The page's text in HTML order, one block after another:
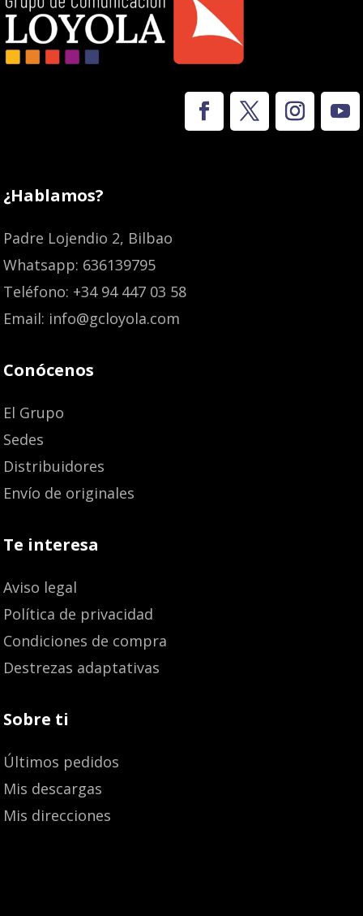
¿Hablamos?
Padre Lojendio 2, Bilbao
Whatsapp: 636139795
Teléfono: +34 94 447 03 58
Email: info@gcloyola.com
Conócenos
El Grupo
Sedes
Distribuidores
Envío de originales
Te interesa
Aviso legal
Política de privacidad
Condiciones de compra
Destrezas adaptativas
Sobre ti
Últimos pedidos
Mis descargas
Mis direcciones